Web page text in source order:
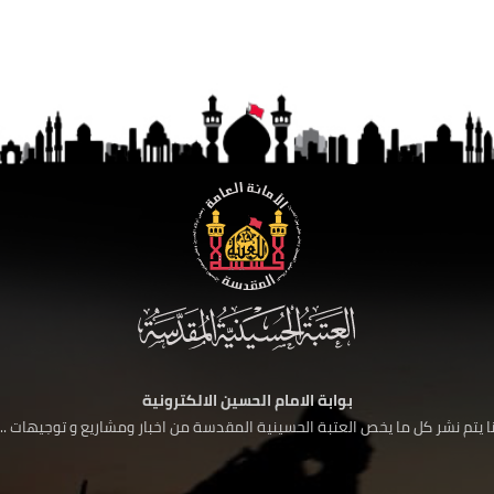
بوابة الامام الحسين الالكترونية
يتم نشر كل ما يخص العتبة الحسينية المقدسة من اخبار ومشاريع و توجيهات